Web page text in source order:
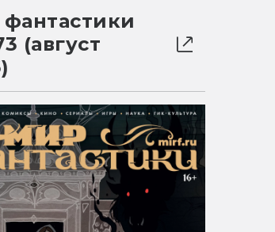
(август